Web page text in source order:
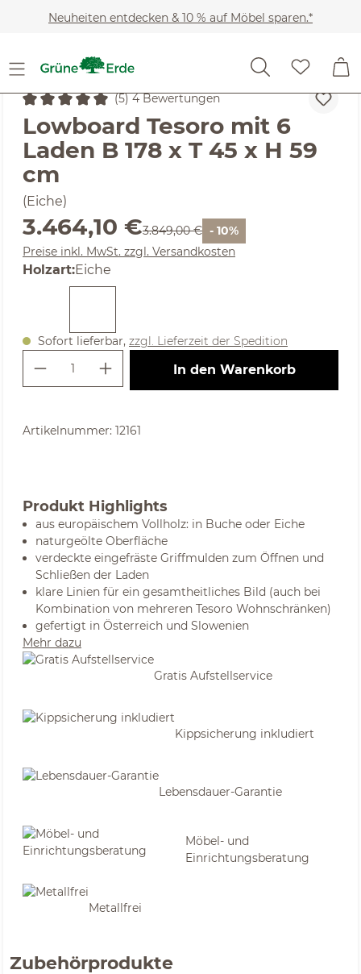
Zum Hauptinhalt springen
Neuheiten entdecken & 10 % auf Möbel sparen.*
Möbel Wohnschränke Kommoden
Durchschnittliche Bewertung von 5 von 5 Sternen
(5) 4 Bewertungen
Lowboard Tesoro mit 6
Laden B 178 x T 45 x H 59
cm
(Eiche)
Verkaufspreis:
3.464,10 €Regulärer Preis:
3.849,00 € - 10%
Preise inkl. MwSt. zzgl. Versandkosten
Holzartauswählen
:Eiche
Sofort lieferbar, zzgl. Lieferzeit der Spedition
Produkt Anzahl: Gib den
In den Warenkorb
Artikelnummer: 12161
Produkt Highlights
aus europäischem Vollholz: in Buche oder Eiche
naturgeölte Oberfläche
verdeckte eingefräste Griffmulden zum Öffnen und
Schließen der Laden
klare Linien für ein gesamtheitliches Bild (auch bei
Kombination von mehreren Tesoro Wohnschränken)
gefertigt in Österreich und Slowenien
Mehr dazu
Gratis Aufstellservice
Kippsicherung inkludiert
Lebensdauer-Garantie
Möbel- und
Einrichtungsberatung
Metallfrei
Zubehörprodukte